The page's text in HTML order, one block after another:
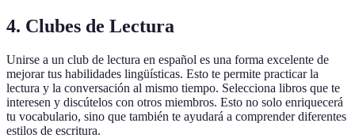
4. Clubes de Lectura
Unirse a un club de lectura en español es una forma excelente de
mejorar tus habilidades lingüísticas. Esto te permite practicar la
lectura y la conversación al mismo tiempo. Selecciona libros que te
interesen y discútelos con otros miembros. Esto no solo enriquecerá
tu vocabulario, sino que también te ayudará a comprender diferentes
estilos de escritura.